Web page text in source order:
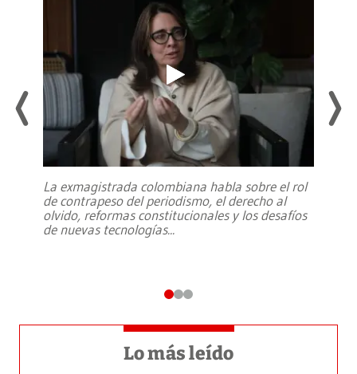
La exmagistrada colombiana habla sobre el rol
de contrapeso del periodismo, el derecho al
olvido, reformas constitucionales y los desafíos
de nuevas tecnologías...
Lo más leído